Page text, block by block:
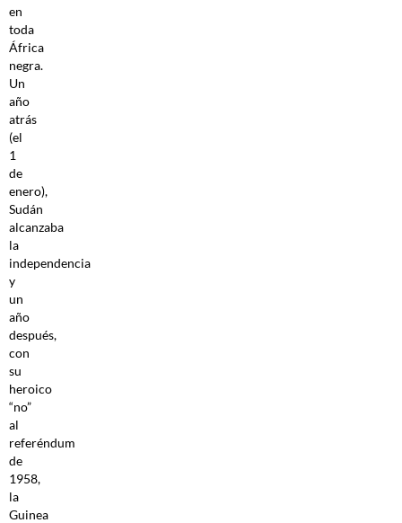
en
toda
África
negra.
Un
año
atrás
(el
1
de
enero),
Sudán
alcanzaba
la
independencia
y
un
año
después,
con
su
heroico
“no”
al
referéndum
de
1958,
la
Guinea